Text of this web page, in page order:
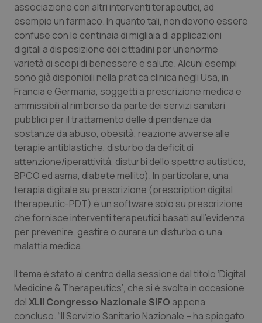
Calabria
Campania
Emilia-Romagna
Friuli Venezia Giulia
Lazio
Liguria
Lombardia
Marche
Molise
Piemonte
Provincia Autonoma di Bolzano
Asma & BPCO
Car-T
Colesterolo & coronaropatie
Dermatite Atopica
Diabete & glucometri
Disturbi dell’umore
Dolore
Donna & Salute
Epatiti
HIV
Infezioni & Febbre
associazione con altri interventi terapeutici, ad
esempio un farmaco. In quanto tali, non devono essere
confuse con le centinaia di migliaia di applicazioni
digitali a disposizione dei cittadini per un’enorme
varietà di scopi di benessere e salute. Alcuni esempi
sono già disponibili nella pratica clinica negli Usa, in
Francia e Germania, soggetti a prescrizione medica e
ammissibili al rimborso da parte dei servizi sanitari
pubblici per il trattamento delle dipendenze da
sostanze da abuso, obesità, reazione avverse alle
terapie antiblastiche, disturbo da deficit di
attenzione/iperattività, disturbi dello spettro autistico,
BPCO ed asma, diabete mellito). In particolare, una
terapia digitale su prescrizione (prescription digital
therapeutic-PDT) è un software solo su prescrizione
che fornisce interventi terapeutici basati sull’evidenza
per prevenire, gestire o curare un disturbo o una
malattia medica.
Il tema è stato al centro della sessione dal titolo ‘Digital
Medicine & Therapeutics’, che si è svolta in occasione
delXLII Congresso Nazionale SIFO appena
concluso. “Il Servizio Sanitario Nazionale – ha spiegato